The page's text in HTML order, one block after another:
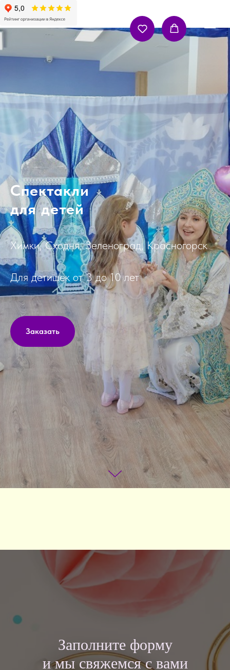
Спектакли
для детей
Химки, Сходня, Зеленоград, Красногорск
Для детишек от 3 до 10 лет
Заказать
Заполните форму
и мы свяжемся с вами